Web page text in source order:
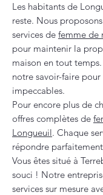
Les habitants de
reste. Nous
services de femme de
pour maintenir la
maison en tout
notre savoir-faire
impeccables.
Pour encore plus de
offres complètes de
Longueuil. Chaque
répondre
Vous êtes situé à
souci ! Notre
services sur mesure